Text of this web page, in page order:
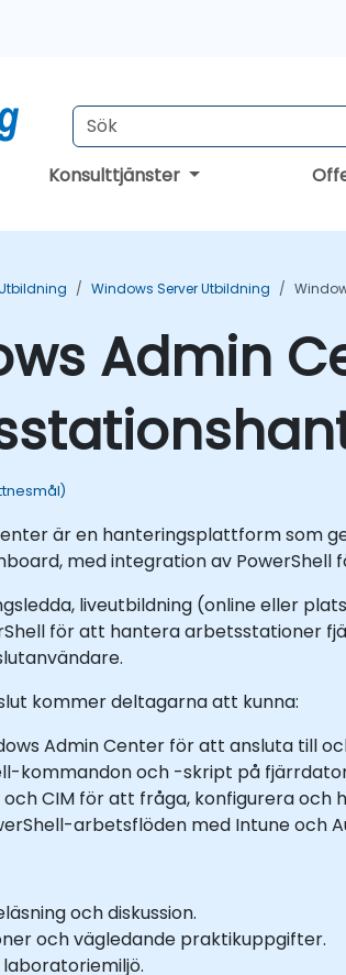
Konsulttjänster
Windows Server Utbildning
Admin
är en hanteringsplattform som
med integration av
liveutbildning (online eller
för att hantera arbetsstationer
kommer deltagarna att kunna:
Admin Center för att ansluta till
kommandon och -skript på
och CIM för att fråga, konfigurera och
arbetsflöden med Intune och
och diskussion.
och vägledande praktikuppgifter.